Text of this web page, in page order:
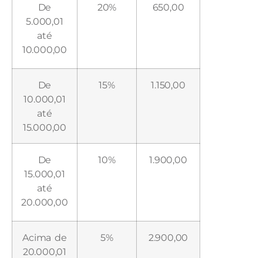
De
5.000,01
até
10.000,00
20% 650,00
De
10.000,01
até
15.000,00
15% 1.150,00
De
15.000,01
até
20.000,00
10% 1.900,00
Acima de
20.000,01
5% 2.900,00